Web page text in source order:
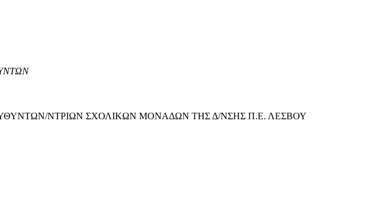
ΝΤΡΙΩΝ ΣΧΟΛΙΚΩΝ ΜΟΝΑΔΩΝ ΤΗΣ Δ/ΝΣΗΣ Π.Ε. ΛΕΣΒΟΥ